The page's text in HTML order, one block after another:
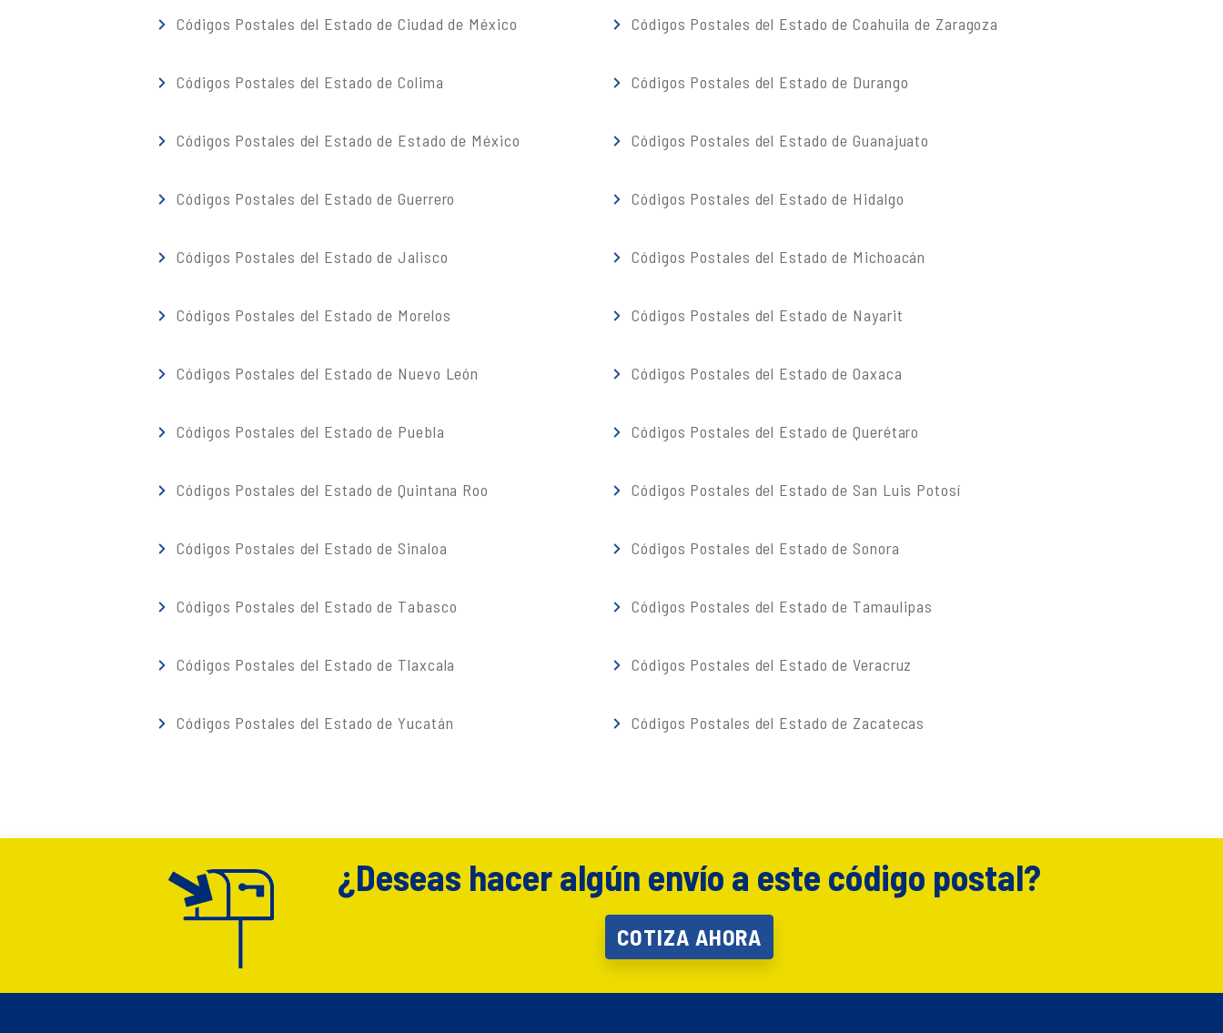
Códigos Postales del Estado de Ciudad de México Códigos Postales del Estado de Coahuila de Zaragoza
Códigos Postales del Estado de Colima Códigos Postales del Estado de Durango
Códigos Postales del Estado de Estado de México Códigos Postales del Estado de Guanajuato
Códigos Postales del Estado de Guerrero Códigos Postales del Estado de Hidalgo
Códigos Postales del Estado de Jalisco Códigos Postales del Estado de Michoacán
Códigos Postales del Estado de Morelos Códigos Postales del Estado de Nayarit
Códigos Postales del Estado de Nuevo León Códigos Postales del Estado de Oaxaca
Códigos Postales del Estado de Puebla Códigos Postales del Estado de Querétaro
Códigos Postales del Estado de Quintana Roo Códigos Postales del Estado de San Luis Potosí
Códigos Postales del Estado de Sinaloa Códigos Postales del Estado de Sonora
Códigos Postales del Estado de Tabasco Códigos Postales del Estado de Tamaulipas
Códigos Postales del Estado de Tlaxcala Códigos Postales del Estado de Veracruz
Códigos Postales del Estado de Yucatán Códigos Postales del Estado de Zacatecas
¿Deseas hacer algún envío a este código postal?
COTIZA AHORA